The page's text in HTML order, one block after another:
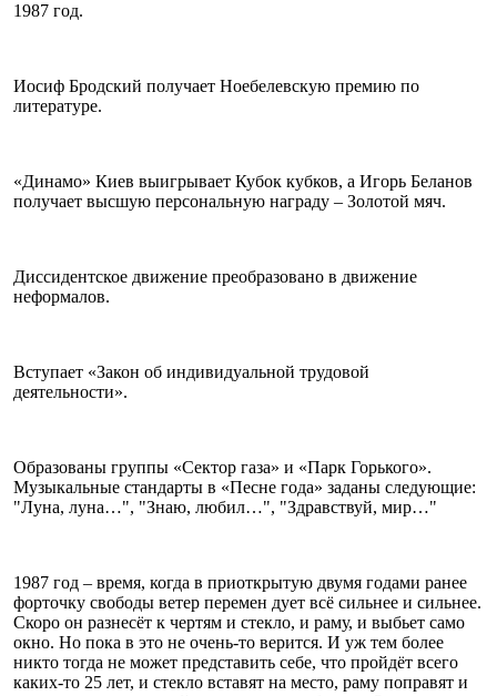
1987 год.
Иосиф Бродский получает Ноебелевскую премию по
литературе.
«Динамо» Киев выигрывает Кубок кубков, а Игорь Беланов
получает высшую персональную награду – Золотой мяч.
Диссидентское движение преобразовано в движение
неформалов.
Вступает «Закон об индивидуальной трудовой
деятельности».
Образованы группы «Сектор газа» и «Парк Горького».
Музыкальные стандарты в «Песне года» заданы следующие:
"Луна, луна…", "Знаю, любил…", "Здравствуй, мир…"
1987 год – время, когда в приоткрытую двумя годами ранее
форточку свободы ветер перемен дует всё сильнее и сильнее.
Скоро он разнесёт к чертям и стекло, и раму, и выбьет само
окно. Но пока в это не очень-то верится. И уж тем более
никто тогда не может представить себе, что пройдёт всего
каких-то 25 лет, и стекло вставят на место, раму поправят и